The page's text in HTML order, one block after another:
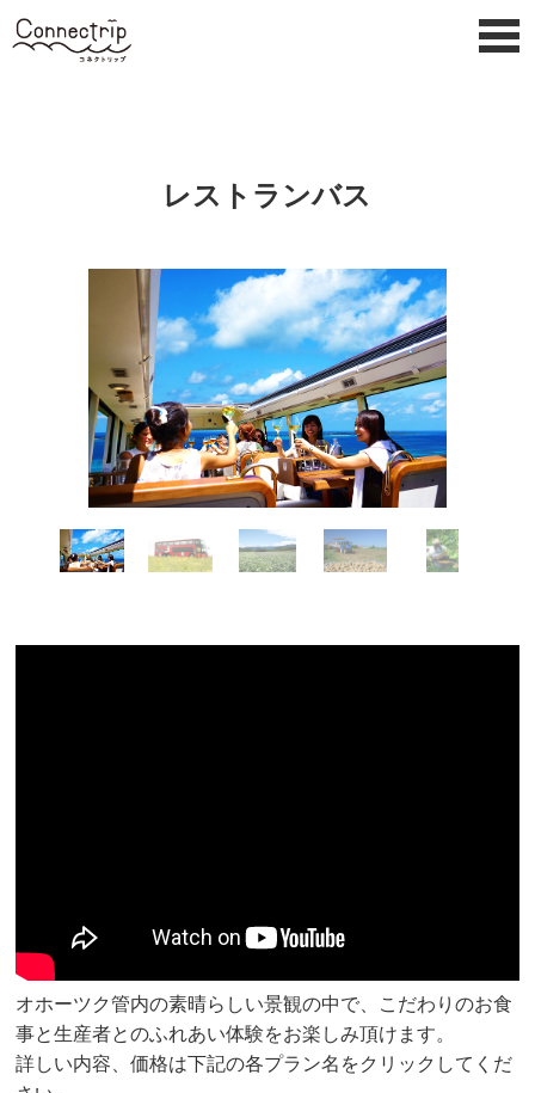
レストランバス
オホーツク管内の素晴らしい景観の中で、こだわりのお食
事と生産者とのふれあい体験をお楽しみ頂けます。
詳しい内容、価格は下記の各プラン名をクリックしてくだ